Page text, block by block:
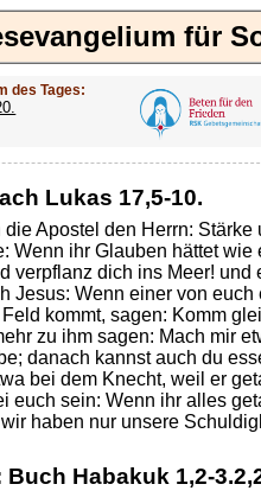
für
des Tages:
Lukas 17,5-10.
die Apostel den Herrn: Stärke
Wenn ihr Glauben hättet
verpflanz dich ins Meer! und
Jesus: Wenn einer von
kommt, sagen: Komm
zu ihm sagen: Mach mir
danach kannst auch du
bei dem Knecht, weil er
euch sein: Wenn ihr alles
haben nur unsere
Buch Habakuk 1,2-